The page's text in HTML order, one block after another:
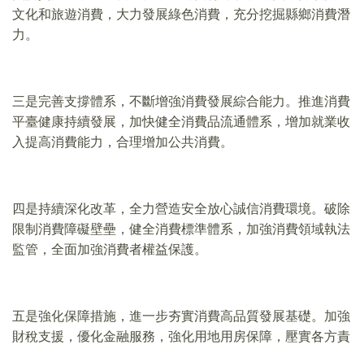
文化和旅遊消費，大力發展綠色消費，充分挖掘縣鄉消費潛
力。
三是完善支撐體系，不斷增強消費發展綜合能力。推進消費
平臺健康持續發展，加快健全消費品流通體系，增加就業收
入提高消費能力，合理增加公共消費。
四是持續深化改革，全力營造安全放心誠信消費環境。破除
限制消費障礙壁壘，健全消費標準體系，加強消費領域執法
監管，全面加強消費者權益保護。
五是強化保障措施，進一步夯實消費高品質發展基礎。加強
財稅支援，優化金融服務，強化用地用房保障，壓實各方責